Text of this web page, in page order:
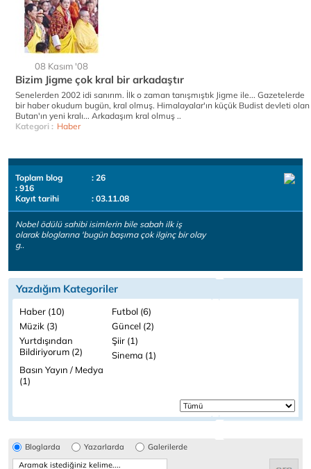
08 Kasım '08
Bizim Jigme çok kral bir arkadaştır
Senelerden 2002 idi sanırım. İlk o zaman tanışmıştık Jigme ile... Gazetelerde
bir haber okudum bugün, kral olmuş. Himalayalar'ın küçük Budist devleti olan
Butan'ın yeni kralı... Arkadaşım kral olmuş ..
Kategori : Haber
Toplam blog
: 26
: 916
Kayıt tarihi
: 03.11.08
Nobel ödülü sahibi isimlerin bile sabah ilk iş
olarak bloglarına 'bugün başıma çok ilginç bir olay
g..
Yazdığım Kategoriler
Haber (10)
Futbol (6)
Müzik (3)
Güncel (2)
Yurtdışından
Bildiriyorum (2)
Şiir (1)
Sinema (1)
Basın Yayın / Medya
(1)
Bloglarda Yazarlarda Galerilerde